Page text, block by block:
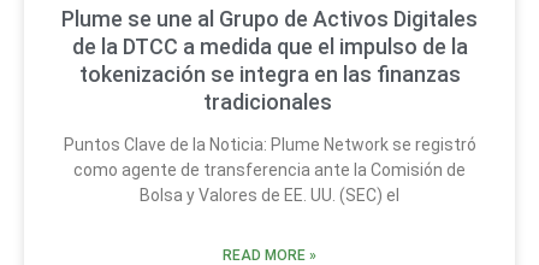
Plume se une al Grupo de Activos Digitales
de la DTCC a medida que el impulso de la
tokenización se integra en las finanzas
tradicionales
Puntos Clave de la Noticia: Plume Network se registró
como agente de transferencia ante la Comisión de
Bolsa y Valores de EE. UU. (SEC) el
READ MORE »